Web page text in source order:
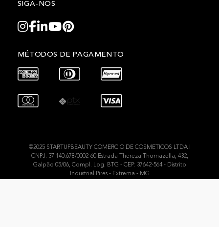
SIGA-NOS
MÉTODOS DE PAGAMENTO
©2025 STARTUPBEAUTY COMERCIO DE COSMETICOS LTDA I
CNPJ: 37.140.678/0002-60 Estrada Thereza Thomazella, 432,
Galpão 05/06, Compl. Log. BTG - CEP: 37642-564 - Distrito
Industrial Pires - Extrema - MG